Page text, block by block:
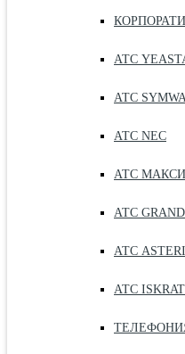
АТС
АТС
АТС NEC
АТС
АТС
АТС
АТС